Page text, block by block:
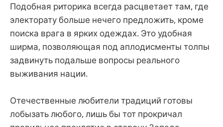
Подобная риторика всегда расцветает там, где
электорату больше нечего предложить, кроме
поиска врага в ярких одеждах. Это удобная
ширма, позволяющая под аплодисменты толпы
задвинуть подальше вопросы реального
выживания нации.
Отечественные любители традиций готовы
лобызать любого, лишь бы тот прокричал